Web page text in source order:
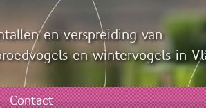
en verspreiding van
en wintervogels in
Contact